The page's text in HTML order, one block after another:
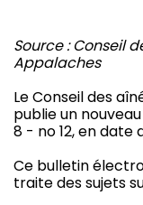
Source : Conseil
Appalaches
Le Conseil des
publie un
8 - no 12, en date
Ce bulletin
traite des sujets